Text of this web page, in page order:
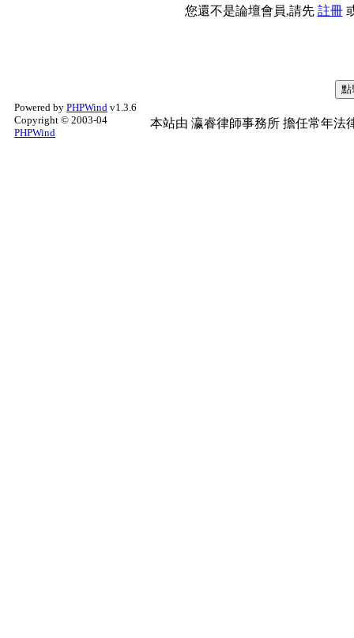
您還不是論壇會員,請先 註冊
Powered by PHPWind v1.3.6
Copyright © 2003-04
PHPWind
本站由 瀛睿律師事務所 擔任常年法